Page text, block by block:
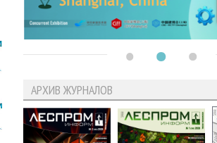
АРХИВ ЖУРНАЛОВ